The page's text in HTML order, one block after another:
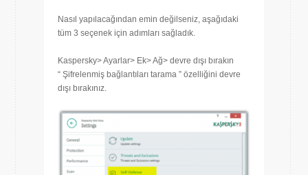
Nasıl yapılacağından emin değilseniz, aşağıdaki
tüm 3 seçenek için adımları sağladık.
Kaspersky> Ayarlar> Ek> Ağ> devre dışı bırakın
“ Şifrelenmiş bağlantıları tarama ” özelliğini devre
dışı bırakınız.